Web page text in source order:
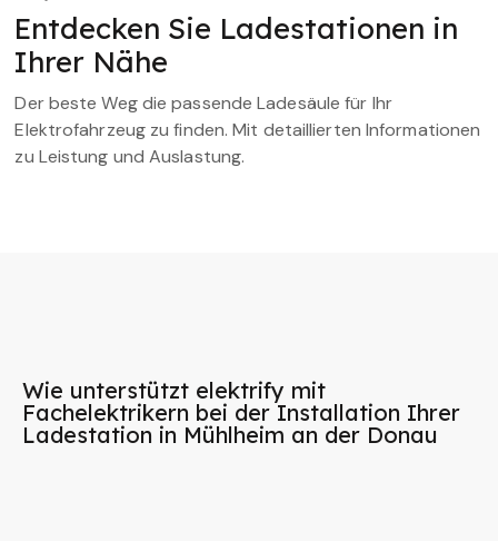
Entdecken Sie Ladestationen in
Ihrer Nähe
Der beste Weg die passende Ladesäule für Ihr
Elektrofahrzeug zu finden. Mit detaillierten Informationen
zu Leistung und Auslastung.
Wie unterstützt elektrify mit
Fachelektrikern bei der Installation Ihrer
Ladestation in Mühlheim an der Donau